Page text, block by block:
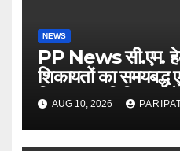
NEWS
PP News सी.एम.
शिकायतों का समयबद्ध
निस्तारण सुनिश्चित
AUG 10, 2026